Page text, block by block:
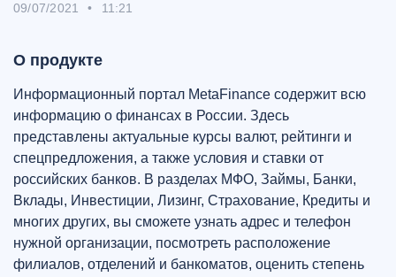
09/07/2021 • 11:21
О продукте
Информационный портал MetaFinance содержит всю
информацию о финансах в России. Здесь
представлены актуальные курсы валют, рейтинги и
спецпредложения, а также условия и ставки от
российских банков. В разделах МФО, Займы, Банки,
Вклады, Инвестиции, Лизинг, Страхование, Кредиты и
многих других, вы сможете узнать адрес и телефон
нужной организации, посмотреть расположение
филиалов, отделений и банкоматов, оценить степень